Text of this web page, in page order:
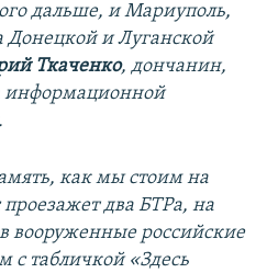
дальше, и Мариуполь,
и Луганской
Ткаченко, дончанин,
информационной
как мы стоим на
два БТРа, на
вооруженные российские
с табличкой «Здесь